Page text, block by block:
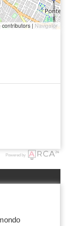
contributors | Navigator
Powered by